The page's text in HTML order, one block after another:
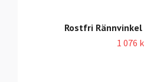
Rostfri
1 076